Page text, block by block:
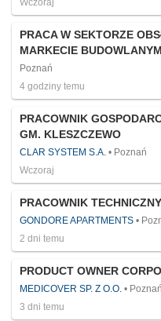
Wczoraj
PRACA W SEKTORZE
MARKECIE
Poznań
4 godziny temu
PRACOWNIK
GM. KLESZCZEWO
CLAR SYSTEM S.A.
Poznań
Wczoraj
PRACOWNIK
GONDORE APARTMENTS
2 dni temu
PRODUCT OWNER
MEDICOVER SP. Z O.O.
Poznań
3 dni temu